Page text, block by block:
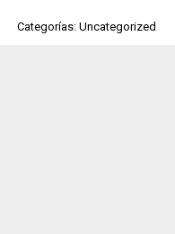
Categorías: Uncategorized